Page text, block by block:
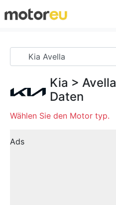
Kia > Avella
Daten
Wählen Sie den Motor typ.
Ads